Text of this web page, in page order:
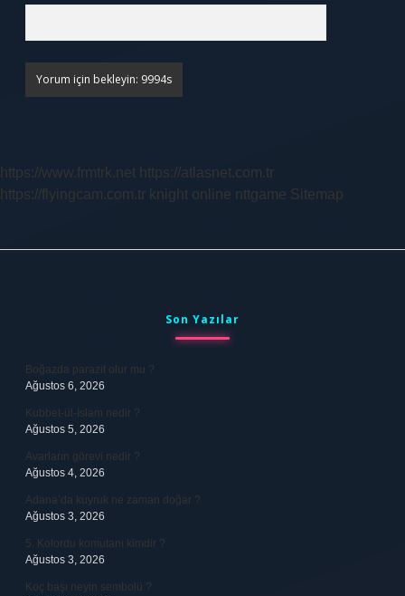
https://www.frmtrk.net https://atlasnet.com.tr
https://flyingcam.com.tr knight online nttgame Sitemap
Son Yazılar
Boğazda parazit olur mu ?
Ağustos 6, 2026
Kubbet-ül-İslam nedir ?
Ağustos 5, 2026
Avarların görevi nedir ?
Ağustos 4, 2026
Adana’da kuyruk ne zaman doğar ?
Ağustos 3, 2026
5. Kolordu komutanı kimdir ?
Ağustos 3, 2026
Koç başı neyin sembolü ?